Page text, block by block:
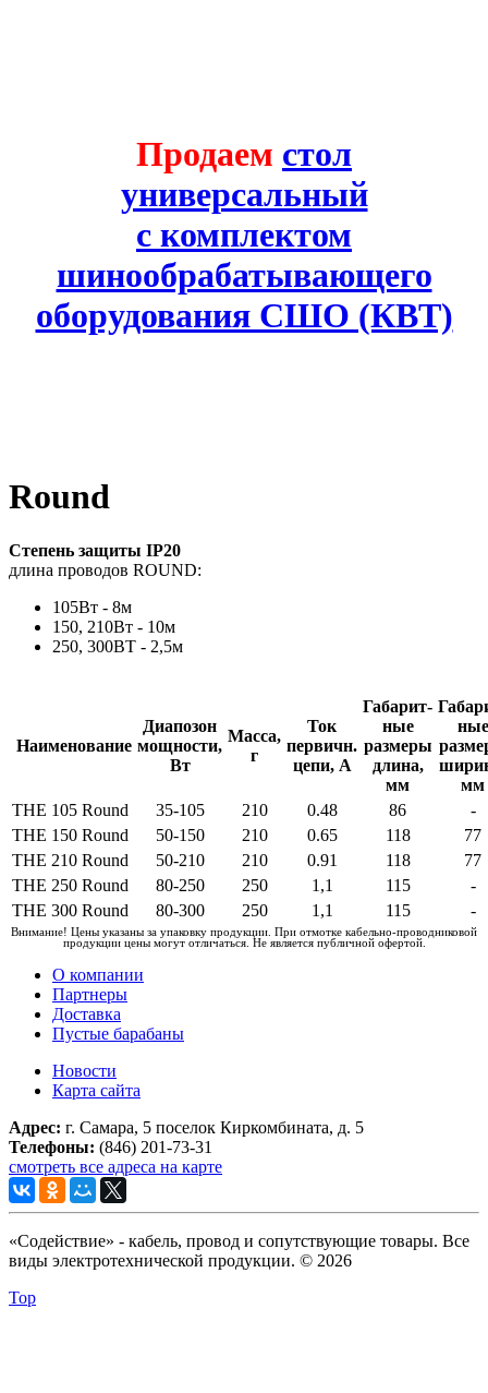
Продаем стол
универсальный
с комплектом
шинообрабатывающего
оборудования СШО (КВТ)
Round
Cтепень защиты IP20
длина проводов ROUND:
105Вт - 8м
150, 210Вт - 10м
250, 300ВТ - 2,5м
Наименование
Диапозон
мощности,
Вт
Масса,
г
Ток
первичн.
цепи, А
Габарит-
ные
размеры
длина,
мм
ные
мм
THE 105 Round
35-105 210 0.48 86
-
THE 150 Round
50-150 210 0.65 118
77
THE 210 Round
50-210 210 0.91 118
77
THE 250 Round
80-250 250 1,1 115
-
THE 300 Round
80-300 250 1,1 115 -
Внимание! Цены указаны за упаковку продукции. При отмотке кабельно-проводниковой
продукции цены могут отличаться. Не является публичной офертой.
О компании
Партнеры
Доставка
Пустые барабаны
Новости
Карта сайта
Адрес: г. Самара, 5 поселок Киркомбината, д. 5
Телефоны: (846) 201-73-31
смотреть все адреса на карте
«Содействие» - кабель, провод и сопутствующие товары. Все
виды электротехнической продукции. © 2026
Top